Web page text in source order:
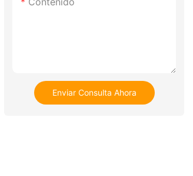
Enviar Consulta Ahora